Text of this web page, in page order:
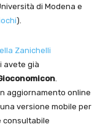
di Modena e
).
Zanichelli
avete già
.
aggiornamento online
versione mobile per
consultabile